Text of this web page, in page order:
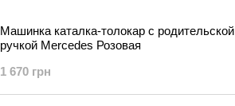
Машинка каталка-толокар с родительской
ручкой Mercedes Розовая
1 670 грн